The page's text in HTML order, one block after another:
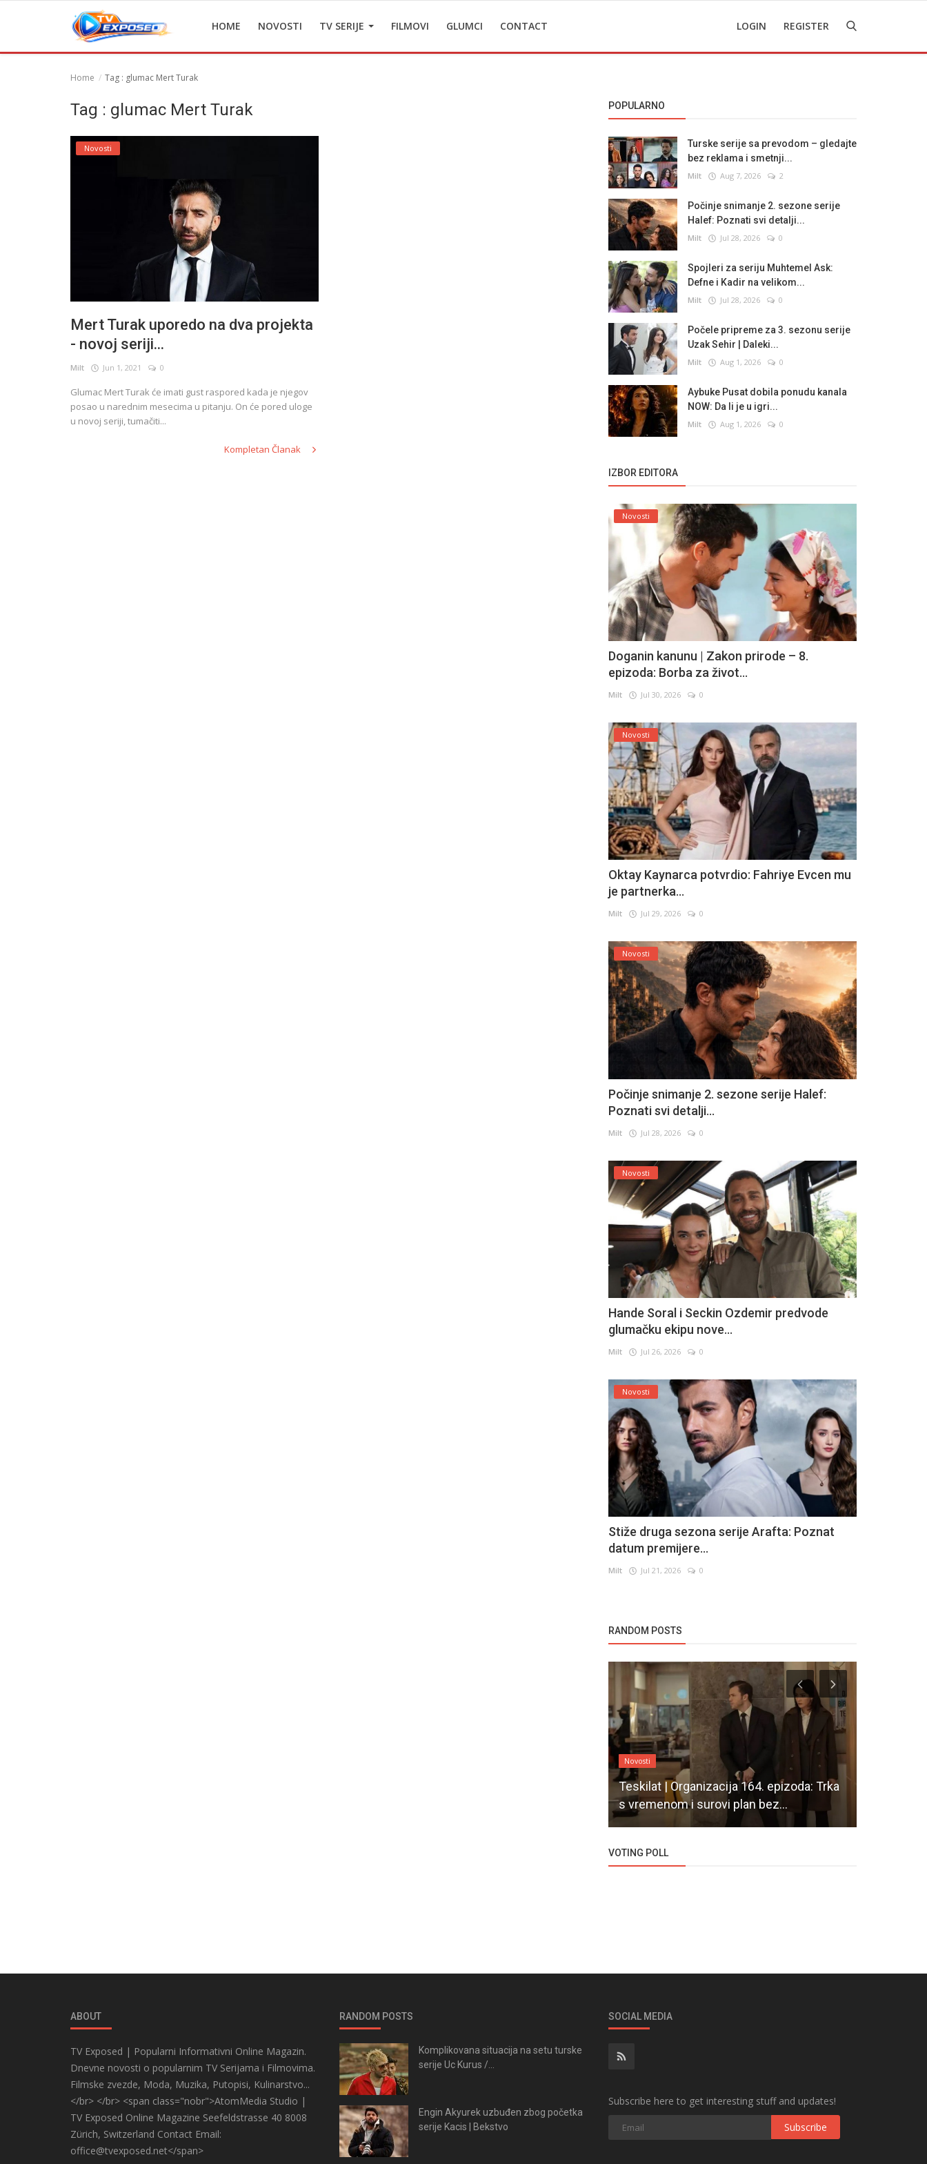
HOME NOVOSTI TV SERIJE FILMOVI GLUMCI CONTACT LOGIN REGISTER
Home Tag : glumac Mert Turak
Tag : glumac Mert Turak
Novosti
Mert Turak uporedo na dva projekta
- novoj seriji...
Milt Jun 1, 2021 0
Glumac Mert Turak će imati gust raspored kada je njegov
posao u narednim mesecima u pitanju. On će pored uloge
u novoj seriji, tumačiti...
Kompletan Članak
POPULARNO
Turske serije sa prevodom – gledajte
bez reklama i smetnji...
Milt Aug 7, 2026 2
Počinje snimanje 2. sezone serije
Halef: Poznati svi detalji...
Milt Jul 28, 2026 0
Spojleri za seriju Muhtemel Ask:
Defne i Kadir na velikom...
Milt Jul 28, 2026 0
Počele pripreme za 3. sezonu serije
Uzak Sehir | Daleki...
Milt Aug 1, 2026 0
Aybuke Pusat dobila ponudu kanala
NOW: Da li je u igri...
Milt Aug 1, 2026 0
IZBOR EDITORA
Novosti
Doganin kanunu | Zakon prirode – 8.
epizoda: Borba za život...
Milt Jul 30, 2026 0
Novosti
Oktay Kaynarca potvrdio: Fahriye Evcen mu
je partnerka...
Milt Jul 29, 2026 0
Novosti
Počinje snimanje 2. sezone serije Halef:
Poznati svi detalji...
Milt Jul 28, 2026 0
Novosti
Hande Soral i Seckin Ozdemir predvode
glumačku ekipu nove...
Milt Jul 26, 2026 0
Novosti
Stiže druga sezona serije Arafta: Poznat
datum premijere...
Milt Jul 21, 2026 0
RANDOM POSTS
Novosti
Teskilat | Organizacija 164. epizoda: Trka
s vremenom i surovi plan bez...
VOTING POLL
ABOUT
TV Exposed | Popularni Informativni Online Magazin.
Dnevne novosti o popularnim TV Serijama i Filmovima.
Filmske zvezde, Moda, Muzika, Putopisi, Kulinarstvo...
</br> </br> <span class="nobr">AtomMedia Studio |
TV Exposed Online Magazine Seefeldstrasse 40 8008
Zürich, Switzerland Contact Email:
office@tvexposed.net</span>
RANDOM POSTS
Komplikovana situacija na setu turske
serije Uc Kurus /...
Engin Akyurek uzbuđen zbog početka
serije Kacis | Bekstvo
SOCIAL MEDIA
Subscribe here to get interesting stuff and updates!
Subscribe